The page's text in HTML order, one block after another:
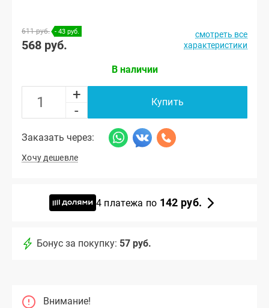
611 руб. - 43 руб.
568 руб.
смотреть все
характеристики
В наличии
+
-
Купить
Заказать через:
Хочу дешевле
4 платежа по 142 руб.
Бонус за покупку: 57 руб.
Внимание!